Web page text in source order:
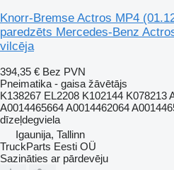
Knorr-Bremse Actros MP4
paredzēts Mercedes-Benz
vilcēja
394,35 € Bez PVN
Pneimatika - gaisa žāvētājs
K138267 EL2208 K102144 K078213
A0014465664 A0014462064
dīzeļdegviela
Igaunija, Tallinn
TruckParts Eesti OÜ
Sazināties ar pārdevēju